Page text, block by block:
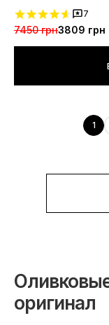
7
7450 грн3809 грн
1
оригинал